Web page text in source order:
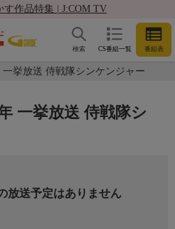
す作品特集 | J:COM TV
CS番組一覧 番組表
検索
一挙放送 侍戦隊シンケンジャー
一挙放送 侍戦隊シ
放送予定はありません